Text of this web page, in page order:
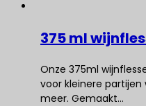
375 ml
Onze 375ml
voor kleinere partijen
meer. Gemaakt…